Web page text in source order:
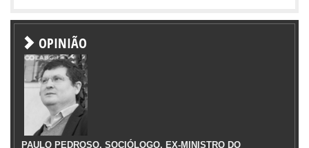
OPINIÃO
PAULO PEDROSO, SOCIÓLOGO, EX-MINISTRO DO